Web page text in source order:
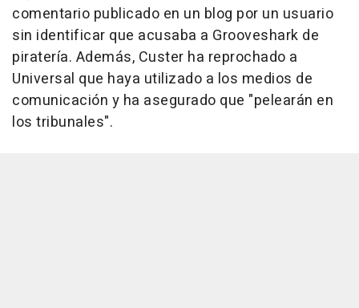
comentario publicado en un blog por un usuario
sin identificar que acusaba a Grooveshark de
piratería. Además, Custer ha reprochado a
Universal que haya utilizado a los medios de
comunicación y ha asegurado que "pelearán en
los tribunales".